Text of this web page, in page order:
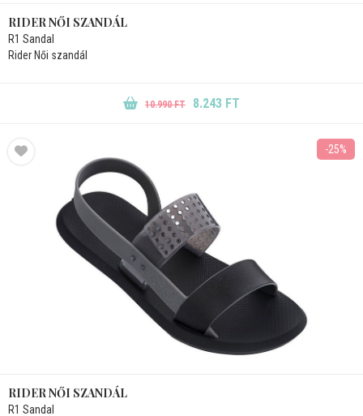
RIDER NŐI SZANDÁL
R1 Sandal
Rider Női szandál
10.990 FT 8.243 FT
-25%
RIDER NŐI SZANDÁL
R1 Sandal